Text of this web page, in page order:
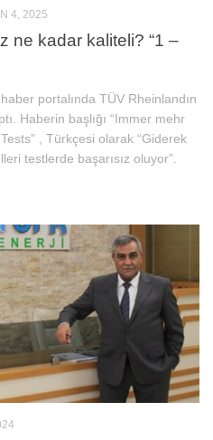
4, 2025
ne kadar kaliteli? “1 –
portalında TÜV Rheinlandın
Haberin başlığı “Immer mehr
, Türkçesi olarak “Giderek
testlerde başarısız oluyor”.